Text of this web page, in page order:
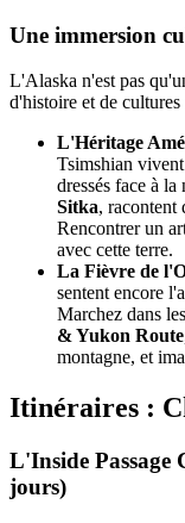
Une immersion
L'Alaska n'est pas
d'histoire et de cultures
L'Héritage
Tsimshian
dressés face à
Sitka, racontent
Rencontrer un
avec cette terre.
La Fièvre de
sentent encore
Marchez dans
& Yukon Route
montagne, et
Itinéraires :
L'Inside Passage
jours)